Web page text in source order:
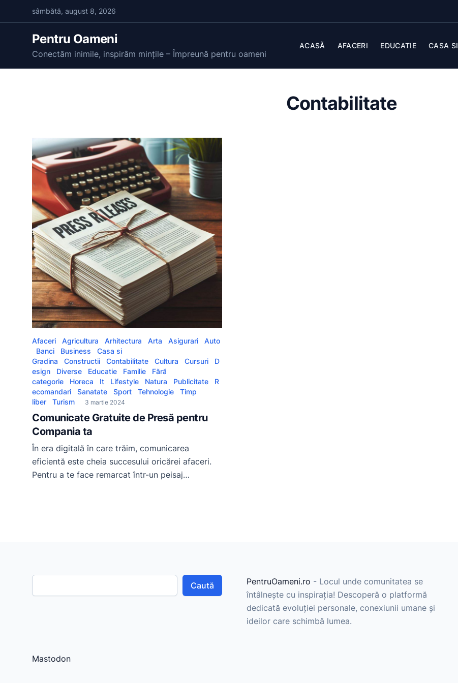
sâmbătă, august 8, 2026
Pentru Oameni
Conectăm inimile, inspirăm mințile – Împreună pentru oameni
ACASĂ AFACERI EDUCATIE CASA
Contabilitate
Afaceri Agricultura Arhitectura Arta Asigurari
Auto
Banci
Business
Casa si
Gradina
Constructii Contabilitate Cultura Cursuri
D
esign
Diverse Educatie Familie
Fără
categorie
Horeca It Lifestyle Natura Publicitate
R
ecomandari
Sanatate Sport Tehnologie
Timp
liber
Turism 3 martie 2024
Comunicate Gratuite de Presă pentru
Compania ta
În era digitală în care trăim, comunicarea
eficientă este cheia succesului oricărei afaceri.
Pentru a te face remarcat într-un peisaj
Caută PentruOameni.ro - Locul unde comunitatea se
întâlnește cu inspirația! Descoperă o platformă
dedicată evoluției personale, conexiunii umane și
ideilor care schimbă lumea.
Mastodon